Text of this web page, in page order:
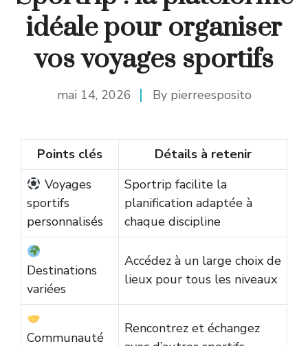
idéale pour organiser
vos voyages sportifs
mai 14, 2026 By pierreesposito
Points clés
Détails à retenir
Voyages
sportifs
personnalisés
Sportrip facilite la
planification adaptée à
chaque discipline
Destinations
variées
Accédez à un large choix de
lieux pour tous les niveaux
Communauté
Rencontrez et échangez